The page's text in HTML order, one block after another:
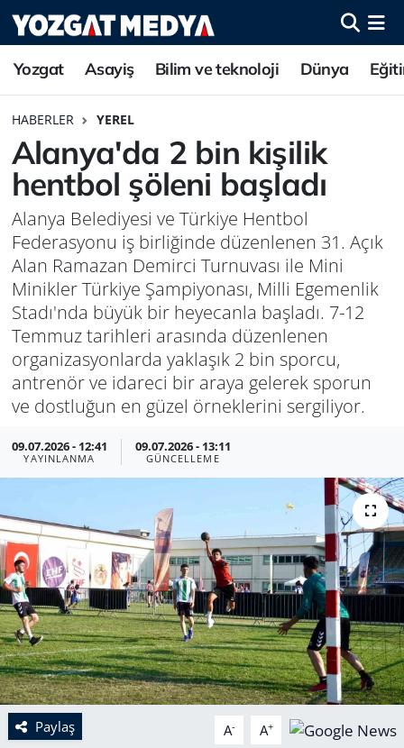
Yozgat Asayiş Bilim ve teknoloji Dünya
HABERLER YEREL
Alanya'da 2 bin kişilik
hentbol şöleni başladı
Alanya Belediyesi ve Türkiye Hentbol
Federasyonu iş birliğinde düzenlenen 31. Açık
Alan Ramazan Demirci Turnuvası ile Mini
Minikler Türkiye Şampiyonası, Milli Egemenlik
Stadı'nda büyük bir heyecanla başladı. 7-12
Temmuz tarihleri arasında düzenlenen
organizasyonlarda yaklaşık 2 bin sporcu,
antrenör ve idareci bir araya gelerek sporun
ve dostluğun en güzel örneklerini sergiliyor.
09.07.2026 - 12:41
YAYINLANMA
09.07.2026 - 13:11
GÜNCELLEME
Paylaş A- A+